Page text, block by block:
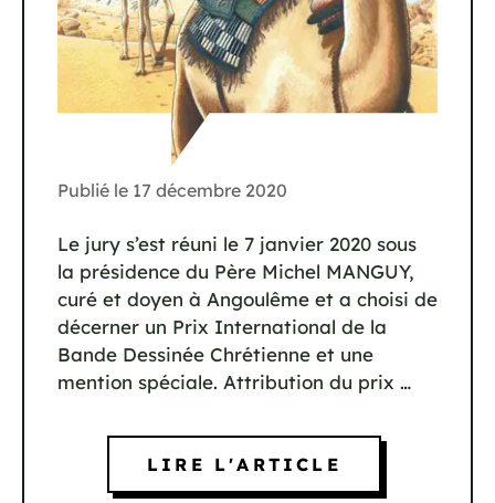
Publié le 17 décembre 2020
Le jury s’est réuni le 7 janvier 2020 sous
la présidence du Père Michel MANGUY,
curé et doyen à Angoulême et a choisi de
décerner un Prix International de la
Bande Dessinée Chrétienne et une
mention spéciale. Attribution du prix …
LIRE L'ARTICLE